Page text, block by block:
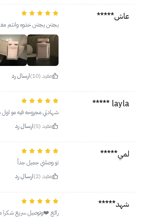
عاش*****
يجننن يجننن خذوه وانتم
مفيد (10) ارسال رد
layla *****
شهادتي مجروحه فيه مو اول
مفيد (5)
ارسال رد
لمي*****
تو وصلني جميل جداً
مفيد (2)
ارسال رد
شهد*****
رائع ❤️وتوصيل سريع شكرا